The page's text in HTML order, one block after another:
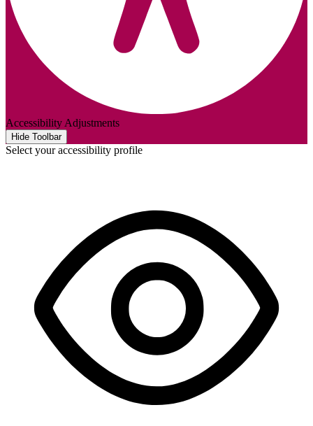
Accessibility Adjustments
Hide Toolbar
Select your accessibility profile